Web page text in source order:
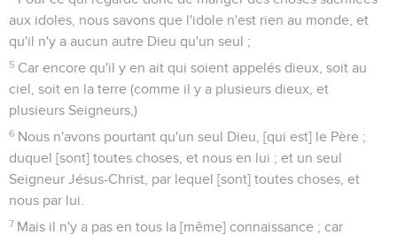
aux idoles, nous savons que l'idole n'est rien au monde, et
qu'il n'y a aucun autre Dieu qu'un seul ;
5 Car encore qu'il y en ait qui soient appelés dieux, soit au
ciel, soit en la terre (comme il y a plusieurs dieux, et
plusieurs Seigneurs,)
6 Nous n'avons pourtant qu'un seul Dieu, [qui est] le Père ;
duquel [sont] toutes choses, et nous en lui ; et un seul
Seigneur Jésus-Christ, par lequel [sont] toutes choses, et
nous par lui.
7 Mais il n'y a pas en tous la [même] connaissance ; car